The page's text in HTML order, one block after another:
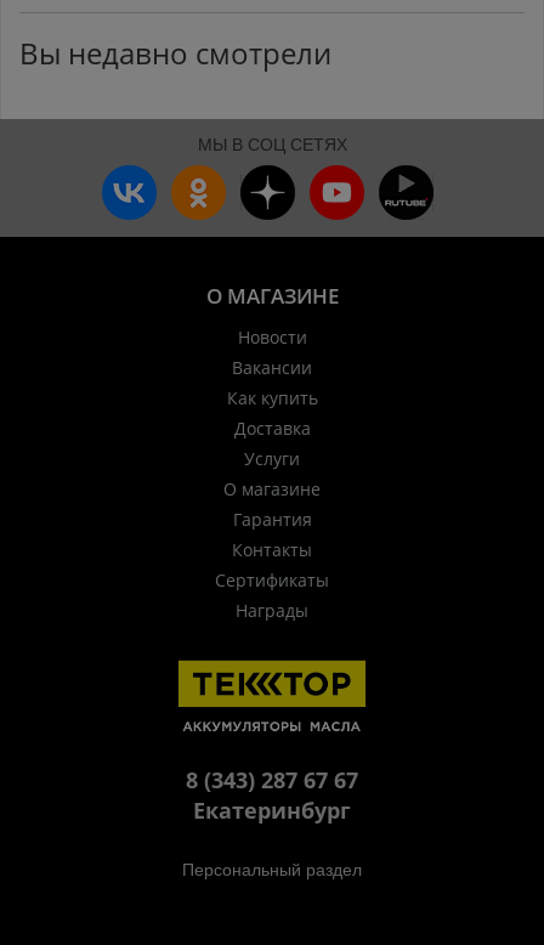
Вы недавно смотрели
МЫ В СОЦ СЕТЯХ
О МАГАЗИНЕ
Новости
Вакансии
Как купить
Доставка
Услуги
О магазине
Гарантия
Контакты
Сертификаты
Награды
8 (343) 287 67 67
Екатеринбург
Персональный раздел